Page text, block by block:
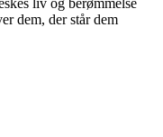
dem, der står dem